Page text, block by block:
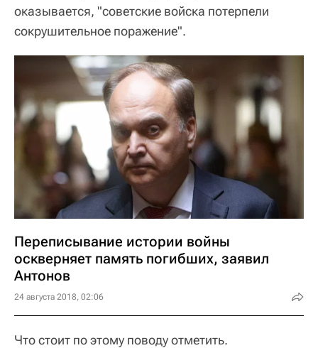
оказывается, "советские войска потерпели
сокрушительное поражение".
Переписывание истории войны
оскверняет память погибших, заявил
Антонов
24 августа 2018, 02:06
Что стоит по этому поводу отметить.